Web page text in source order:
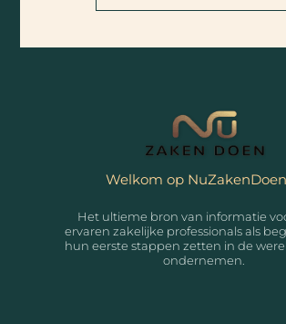
Welkom op
Het ultieme bron van informatie
ervaren zakelijke professionals als
hun eerste stappen zetten in de
ondernemen.